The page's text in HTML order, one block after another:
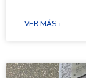
VER MÁS +